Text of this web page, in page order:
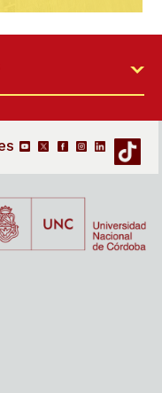
nuestra Facultad
a la defensa
Luczywo